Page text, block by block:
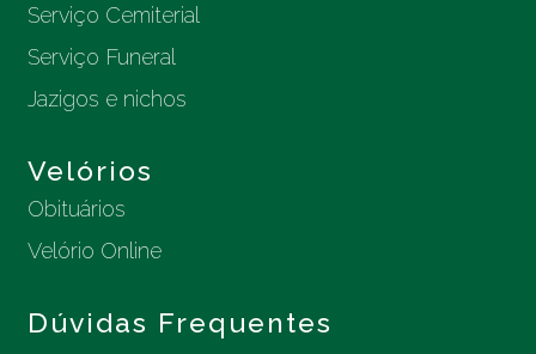
Serviço Cemiterial
Serviço Funeral
Jazigos e nichos
Velórios
Obituários
Velório Online
Dúvidas Frequentes